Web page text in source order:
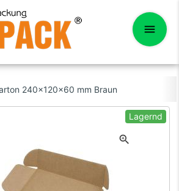
240x120x60 mm Braun
Lagernd